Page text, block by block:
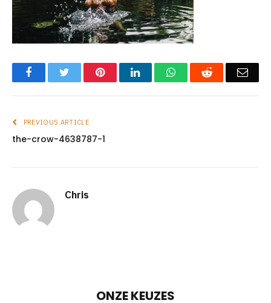
FacebookTwitter PinterestLinkedInWhatsAppReddit
PREVIOUS ARTICLE
the-crow-4638787-1
Chris
ONZE KEUZES